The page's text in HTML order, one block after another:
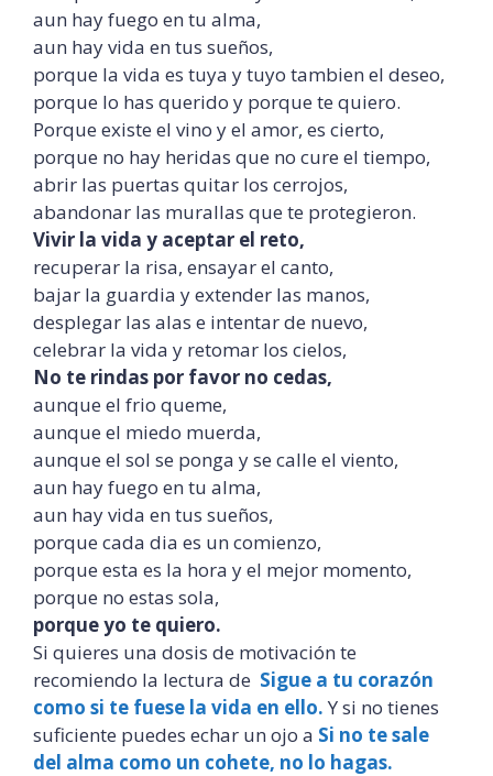
aun hay fuego en tu alma,
aun hay vida en tus sueños,
porque la vida es tuya y tuyo tambien el deseo,
porque lo has querido y porque te quiero.
Porque existe el vino y el amor, es cierto,
porque no hay heridas que no cure el tiempo,
abrir las puertas quitar los cerrojos,
abandonar las murallas que te protegieron.
Vivir la vida y aceptar el reto,
recuperar la risa, ensayar el canto,
bajar la guardia y extender las manos,
desplegar las alas e intentar de nuevo,
celebrar la vida y retomar los cielos,
No te rindas por favor no cedas,
aunque el frio queme,
aunque el miedo muerda,
aunque el sol se ponga y se calle el viento,
aun hay fuego en tu alma,
aun hay vida en tus sueños,
porque cada dia es un comienzo,
porque esta es la hora y el mejor momento,
porque no estas sola,
porque yo te quiero.
Si quieres una dosis de motivación te
recomiendo la lectura de Sigue a tu corazón
como si te fuese la vida en ello. Y si no tienes
suficiente puedes echar un ojo a Si no te sale
del alma como un cohete, no lo hagas.